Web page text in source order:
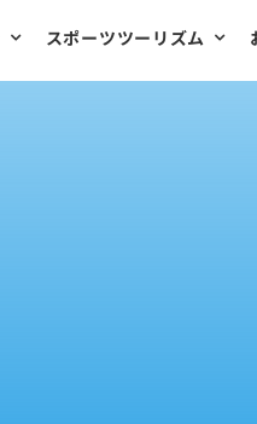
スポーツツーリズム